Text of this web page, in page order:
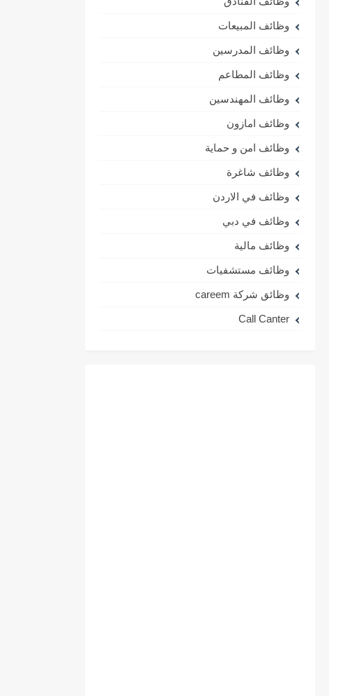
وظائف المبيعات
وظائف المدرسين
وظائف المطاعم
وظائف المهندسين
وظائف امازون
وظائف امن و حماية
وظائف شاغرة
وظائف في الاردن
وظائف في دبي
وظائف مالية
وظائف مستشفيات
وظائق شركة careem
Call Canter